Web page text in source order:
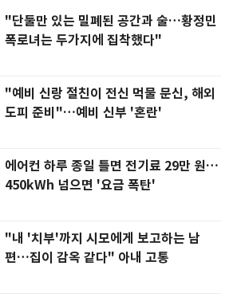
"단둘만 있는 밀폐된 공간과 술…황정민
폭로녀는 두가지에 집착했다"
"예비 신랑 절친이 전신 먹물 문신, 해외
도피 준비"…예비 신부 '혼란'
에어컨 하루 종일 틀면 전기료 29만 원…
450kWh 넘으면 '요금 폭탄'
"내 '치부'까지 시모에게 보고하는 남
편…집이 감옥 같다" 아내 고통